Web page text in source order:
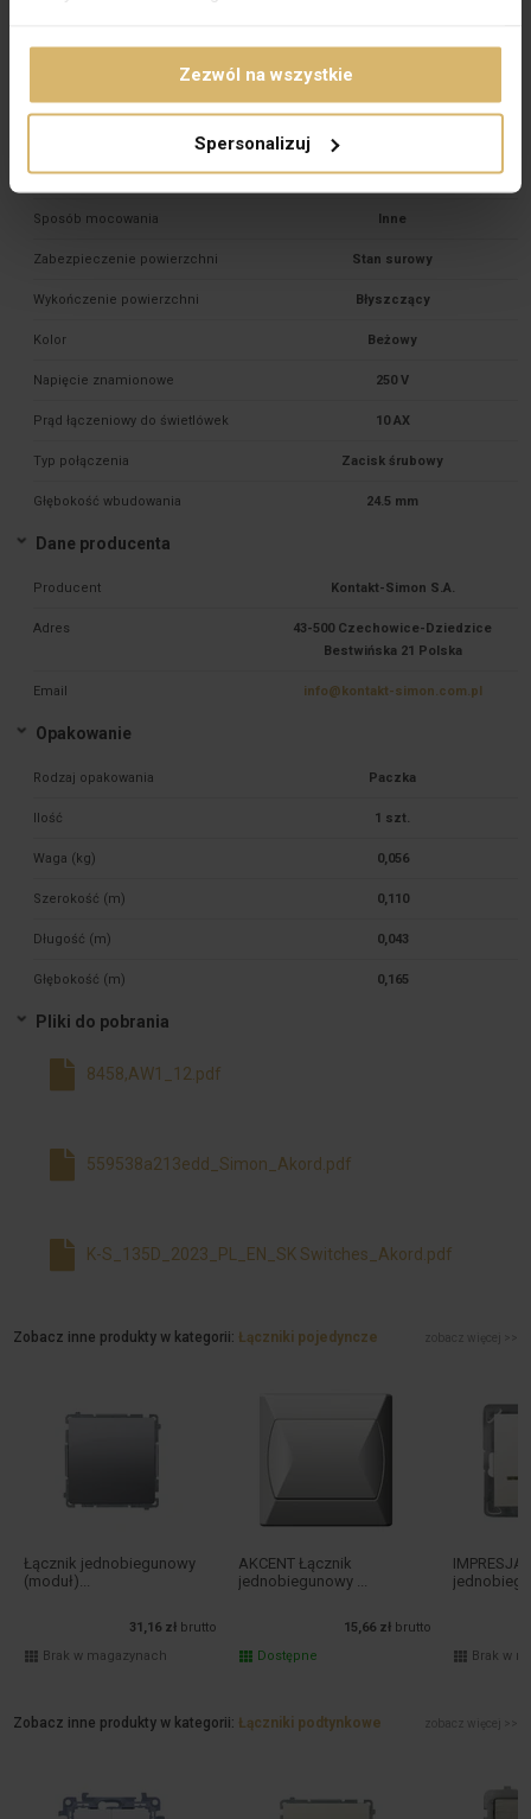
Zezwól na wszystkie
Spersonalizuj
Konfiguracja elementów
Element podstawowy z kompletną
Sposób montażu Montaż podtynkowy
Sposób mocowania Inne
Zabezpieczenie powierzchni Stan surowy
Wykończenie powierzchni Błyszczący
Kolor Beżowy
Napięcie znamionowe 250 V
Prąd łączeniowy do świetlówek 10 AX
Typ połączenia Zacisk śrubowy
Głębokość wbudowania 24.5 mm
Dane producenta
Producent Kontakt-Simon S.A.
Adres
43-500 Czechowice-Dziedzice
Bestwińska 21 Polska
Email info@kontakt-simon.com.pl
Opakowanie
Rodzaj opakowania Paczka
Ilość 1 szt.
Waga (kg) 0,056
Szerokość (m) 0,110
Długość (m) 0,043
Głębokość (m) 0,165
Pliki do pobrania
8458,AW1_12.pdf
559538a213edd_Simon_Akord.pdf
K-S_135D_2023_PL_EN_SK Switches_Akord.pdf
Zobacz inne produkty w kategorii: Łączniki pojedyncze zobacz więcej >>
Łącznik jednobiegunowy
(moduł)...
31,16 zł brutto
Brak w magazynach
AKCENT Łącznik
jednobiegunowy ...
15,66 zł brutto
Dostępne
Brak w
Zobacz inne produkty w kategorii: Łączniki podtynkowe zobacz więcej >>